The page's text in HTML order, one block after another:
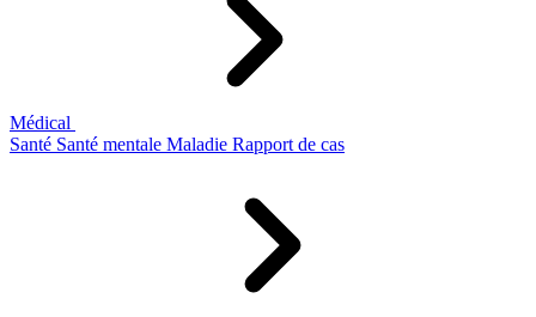
Médical
Santé Santé mentale Maladie Rapport de cas